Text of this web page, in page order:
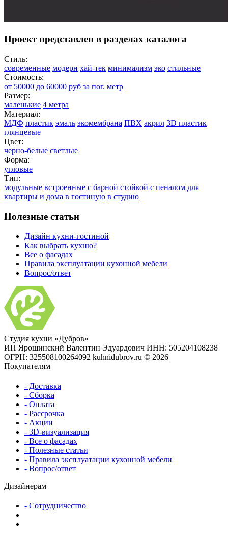
Проект представлен в разделах каталога
Стиль:
современные модерн хай-тек минимализм эко стильные
Стоимость:
от 50000 до 60000 руб за пог. метр
Размер:
маленькие 4 метра
Материал:
МДФ пластик эмаль экомембрана ПВХ акрил 3D пластик
глянцевые
Цвет:
черно-белые светлые
Форма:
угловые
Тип:
модульные встроенные с барной стойкой с пеналом для
квартиры и дома в гостиную в студию
Полезные статьи
Дизайн кухни-гостиной
Как выбрать кухню?
Все о фасадах
Правила эксплуатации кухонной мебели
Вопрос/ответ
Студия кухни «Дубров»
ИП Ярошинский Валентин Эдуардович ИНН: 505204108238
ОГРН: 325508100264092 kuhnidubrov.ru © 2026
Покупателям
- Доставка
- Сборка
- Оплата
- Рассрочка
- Акции
- 3D-визуализация
- Все о фасадах
- Полезные статьи
- Правила эксплуатации кухонной мебели
- Вопрос/ответ
Дизайнерам
- Сотрудничество